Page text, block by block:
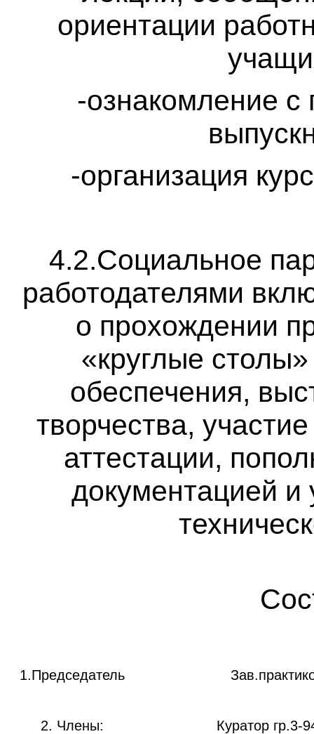
ориентации
-ознакомление с
-организация
4.2.Социальное
работодателями
о прохождении
«круглые
обеспечения,
творчества,
аттестации,
документацией и
1.Председатель
2. Члены:
Куратор гр.3-